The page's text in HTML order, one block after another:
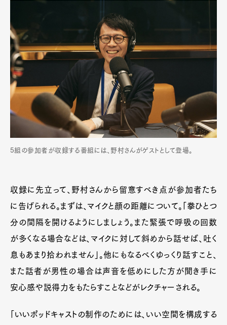
5組の参加者が収録する番組には、野村さんがゲストとして登場。
収録に先立って、野村さんから留意すべき点が参加者たち
に告げられる。まずは、マイクと顔の距離について。「拳ひとつ
分の間隔を開けるようにしましょう。また緊張で呼吸の回数
が多くなる場合などは、マイクに対して斜めから話せば、吐く
息もあまり拾われません」。他にもなるべくゆっくり話すこと、
また話者が男性の場合は声音を低めにした方が聞き手に
安心感や説得力をもたらすことなどがレクチャーされる。
「いいポッドキャストの制作のためには、いい空間を構成する